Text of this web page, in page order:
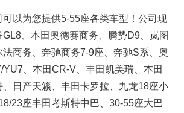
可以为您提供5-55座各类车型！公司现
、本田奥德赛商务、腾势D9、岚图
商务、奔驰商务7-9座、奔驰S系、奥
、本田CR-V、丰田凯美瑞、本田
、日产天籁、丰田卡罗拉、九龙18座小
23座丰田考斯特中巴、30-55座大巴